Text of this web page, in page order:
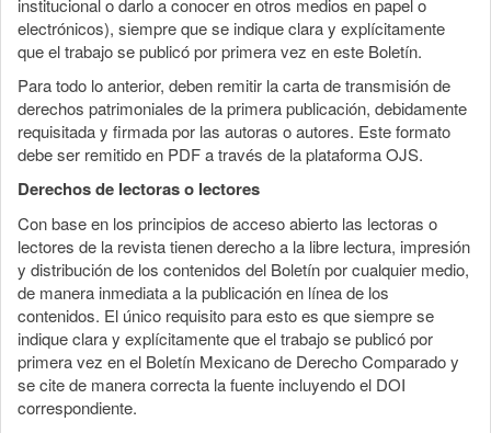
institucional o darlo a conocer en otros medios en papel o
electrónicos), siempre que se indique clara y explícitamente
que el trabajo se publicó por primera vez en este Boletín.
Para todo lo anterior, deben remitir la carta de transmisión de
derechos patrimoniales de la primera publicación, debidamente
requisitada y firmada por las autoras o autores. Este formato
debe ser remitido en PDF a través de la plataforma OJS.
Derechos de lectoras o lectores
Con base en los principios de acceso abierto las lectoras o
lectores de la revista tienen derecho a la libre lectura, impresión
y distribución de los contenidos del Boletín por cualquier medio,
de manera inmediata a la publicación en línea de los
contenidos. El único requisito para esto es que siempre se
indique clara y explícitamente que el trabajo se publicó por
primera vez en el Boletín Mexicano de Derecho Comparado y
se cite de manera correcta la fuente incluyendo el DOI
correspondiente.